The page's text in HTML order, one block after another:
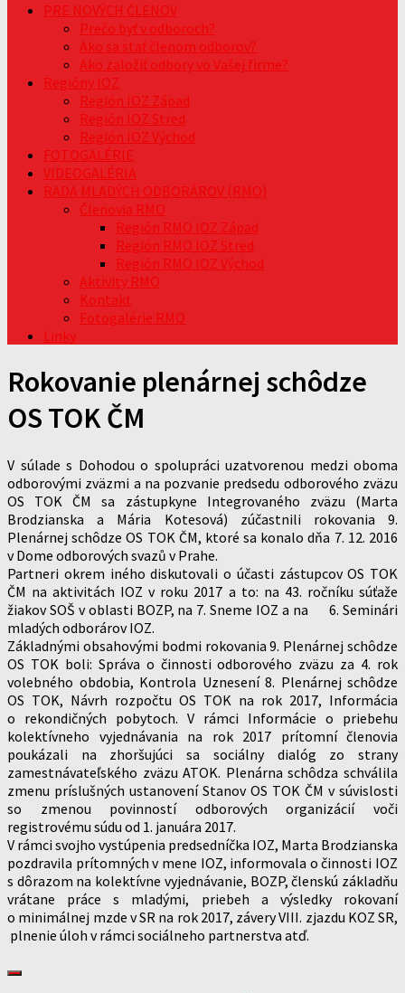
PRE NOVÝCH ČLENOV
Prečo byť v odboroch?
Ako sa stať členom odborov?
Ako založiť odbory vo Vašej firme?
Regióny IOZ
Región IOZ Západ
Región IOZ Stred
Región IOZ Východ
FOTOGALÉRIE
VIDEOGALÉRIA
RADA MLADÝCH ODBORÁROV (RMO)
Členovia RMO
Región RMO IOZ Západ
Región RMO IOZ Stred
Región RMO IOZ Východ
Aktivity RMO
Kontakt
Fotogalérie RMO
Linky
Rokovanie plenárnej schôdze
OS TOK ČM
V súlade s Dohodou o spolupráci uzatvorenou medzi oboma
odborovými zväzmi a na pozvanie predsedu odborového zväzu
OS TOK ČM sa zástupkyne Integrovaného zväzu (Marta
Brodzianska a Mária Kotesová) zúčastnili rokovania 9.
Plenárnej schôdze OS TOK ČM, ktoré sa konalo dňa 7. 12. 2016
v Dome odborových svazů v Prahe.
Partneri okrem iného diskutovali o účasti zástupcov OS TOK
ČM na aktivitách IOZ v roku 2017 a to: na 43. ročníku súťaže
žiakov SOŠ v oblasti BOZP, na 7. Sneme IOZ a na 6. Seminári
mladých odborárov IOZ.
Základnými obsahovými bodmi rokovania 9. Plenárnej schôdze
OS TOK boli: Správa o činnosti odborového zväzu za 4. rok
volebného obdobia, Kontrola Uznesení 8. Plenárnej schôdze
OS TOK, Návrh rozpočtu OS TOK na rok 2017, Informácia
o rekondičných pobytoch. V rámci Informácie o priebehu
kolektívneho vyjednávania na rok 2017 prítomní členovia
poukázali na zhoršujúci sa sociálny dialóg zo strany
zamestnávateľského zväzu ATOK. Plenárna schôdza schválila
zmenu príslušných ustanovení Stanov OS TOK ČM v súvislosti
so zmenou povinností odborových organizácií voči
registrovému súdu od 1. januára 2017.
V rámci svojho vystúpenia predsedníčka IOZ, Marta Brodzianska
pozdravila prítomných v mene IOZ, informovala o činnosti IOZ
s dôrazom na kolektívne vyjednávanie, BOZP, členskú základňu
vrátane práce s mladými, priebeh a výsledky rokovaní
o minimálnej mzde v SR na rok 2017, závery VIII. zjazdu KOZ SR,
plnenie úloh v rámci sociálneho partnerstva atď.